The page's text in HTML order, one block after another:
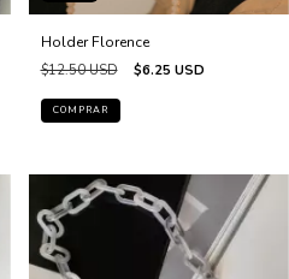
Holder Florence
$12.50 USD $6.25 USD